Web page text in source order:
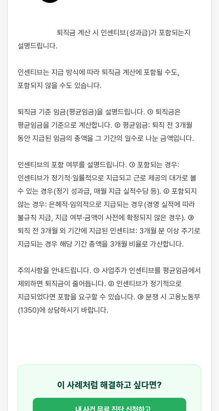
설명드립니다.
인센티브는 지급 방식에 따라 퇴직금 계산에 포함될 수도,
포함되지 않을 수도 있습니다.
퇴직금 기준 임금(평균임금)을 설명드립니다. ① 퇴직금은
평균임금을 기준으로 계산합니다. ② 평균임금: 퇴직 전 3개월
동안 지급된 임금의 총액을 그 기간의 일수로 나눈 금액입니다.
인센티브의 포함 여부를 설명드립니다. ① 포함되는 경우:
인센티브가 정기적·일률적으로 지급되고 근로 제공의 대가로 볼
수 있는 경우(정기 성과급, 매월 지급 실적수당 등). ② 포함되지
않는 경우: 은혜적·임의적으로 지급되는 경우(경영 실적에 따라
불규칙 지급, 지급 여부·금액이 사전에 확정되지 않은 경우). ③
퇴직 전 3개월 외 기간에 지급된 인센티브: 3개월 분 이상 주기로
지급되는 경우 해당 기간 총액을 3개월 비율로 가산합니다.
주의사항을 안내드립니다. ① 사업주가 인센티브를 평균임금에서
제외하면 퇴직금이 줄어듭니다. ② 인센티브가 정기적으로
지급되었다면 포함을 요구할 수 있습니다. ③ 분쟁 시 고용노동부
(1350)에 상담하시기 바랍니다.
이 사례처럼 해결하고 싶다면?